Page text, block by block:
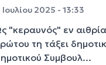
Ιουλίου 2025 - 13:33
"κεραυνός" εν
τη τάξει
Συμβουλ...